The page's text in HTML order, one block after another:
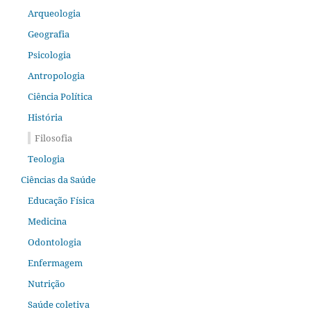
Arqueologia
Geografia
Psicologia
Antropologia
Ciência Política
História
Filosofia
Teologia
Ciências da Saúde
Educação Física
Medicina
Odontologia
Enfermagem
Nutrição
Saúde coletiva